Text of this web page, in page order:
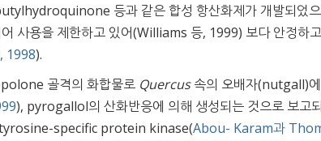
등과 같은 합성 항산화제가 개발되었으
사용을 제한하고 있어(Williams 등, 1999) 보다 안정하
1998).
골격의 화합물로 Quercus속의 오배자(nutgall)에
), pyrogallol의 산화반응에 의해 생성되는 것으로 보고
specific protein kinase(Abou- Karam과